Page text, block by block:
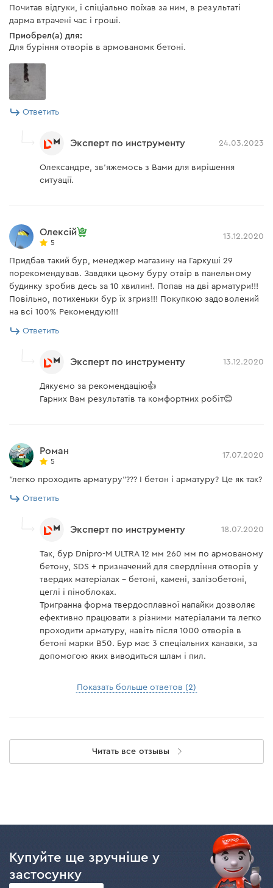
Почитав відгуки, і спіціально поїхав за ним, в результаті
дарма втрачені час і гроші.
Приобрел(а) для:
Для буріння отворів в армованомк бетоні.
Ответить
Эксперт по инструменту 24.03.2023
Олександре, зв'яжемось з Вами для вирішення
ситуації.
Олексій
5
13.12.2020
Придбав такий бур, менеджер магазину на Гаркуші 29
порекомендував. Завдяки цьому буру отвір в панельному
будинку зробив десь за 10 хвилин!. Попав на дві арматури!!!
Повільно, потихеньки бур їх згриз!!! Покупкою задоволений
на всі 100% Рекомендую!!!
Ответить
Эксперт по инструменту 13.12.2020
Дякуємо за рекомендацію👍
Гарних Вам результатів та комфортних робіт😊
Роман
5
17.07.2020
"легко проходить арматуру"??? І бетон і арматуру? Це як так?
Ответить
Эксперт по инструменту 18.07.2020
Так, бур Dnipro-M ULTRA 12 мм 260 мм по армованому
бетону, SDS + призначений для свердління отворів у
твердих матеріалах – бетоні, камені, залізобетоні,
цеглі і піноблоках.
Тригранна форма твердосплавної напайки дозволяє
ефективно працювати з різними матеріалами та легко
проходити арматуру, навіть після 1000 отворів в
бетоні марки В50. Бур має 3 спеціальних канавки, за
допомогою яких виводиться шлам і пил.
Показать больше ответов (2)
Читать все отзывы
Купуйте ще зручніше у
застосунку